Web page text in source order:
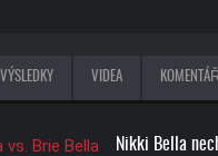
VÝSLEDKY VIDEA
Nikki Bella